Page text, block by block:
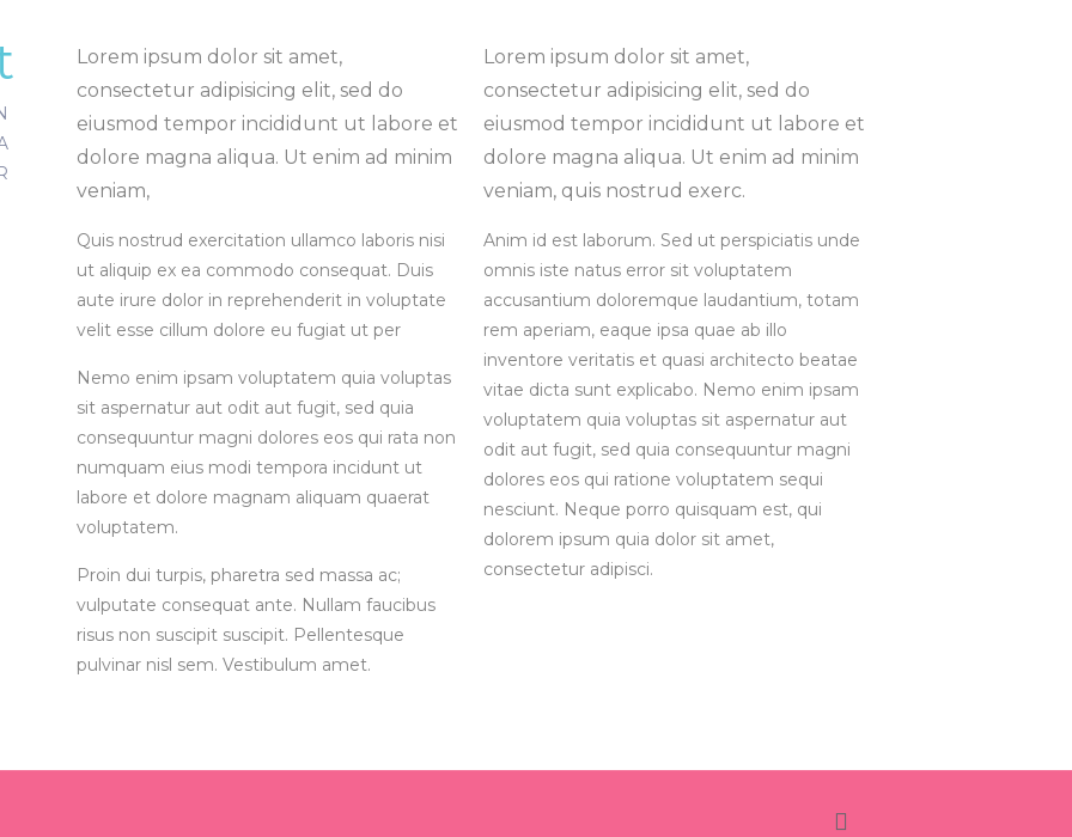
Lorem ipsum dolor sit amet,
consectetur adipisicing elit, sed do
eiusmod tempor incididunt ut labore et
dolore magna aliqua. Ut enim ad minim
veniam,
Quis nostrud exercitation ullamco laboris nisi
ut aliquip ex ea commodo consequat. Duis
aute irure dolor in reprehenderit in voluptate
velit esse cillum dolore eu fugiat ut per
Nemo enim ipsam voluptatem quia voluptas
sit aspernatur aut odit aut fugit, sed quia
consequuntur magni dolores eos qui rata non
numquam eius modi tempora incidunt ut
labore et dolore magnam aliquam quaerat
voluptatem.
Proin dui turpis, pharetra sed massa ac;
vulputate consequat ante. Nullam faucibus
risus non suscipit suscipit. Pellentesque
pulvinar nisl sem. Vestibulum amet.
Lorem ipsum dolor sit amet,
consectetur adipisicing elit, sed do
eiusmod tempor incididunt ut labore et
dolore magna aliqua. Ut enim ad minim
veniam, quis nostrud exerc.
Anim id est laborum. Sed ut perspiciatis unde
omnis iste natus error sit voluptatem
accusantium doloremque laudantium, totam
rem aperiam, eaque ipsa quae ab illo
inventore veritatis et quasi architecto beatae
vitae dicta sunt explicabo. Nemo enim ipsam
voluptatem quia voluptas sit aspernatur aut
odit aut fugit, sed quia consequuntur magni
dolores eos qui ratione voluptatem sequi
nesciunt. Neque porro quisquam est, qui
dolorem ipsum quia dolor sit amet,
consectetur adipisci.